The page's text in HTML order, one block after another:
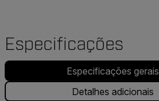
Especificações
Especificações gerais
Detalhes adicionais